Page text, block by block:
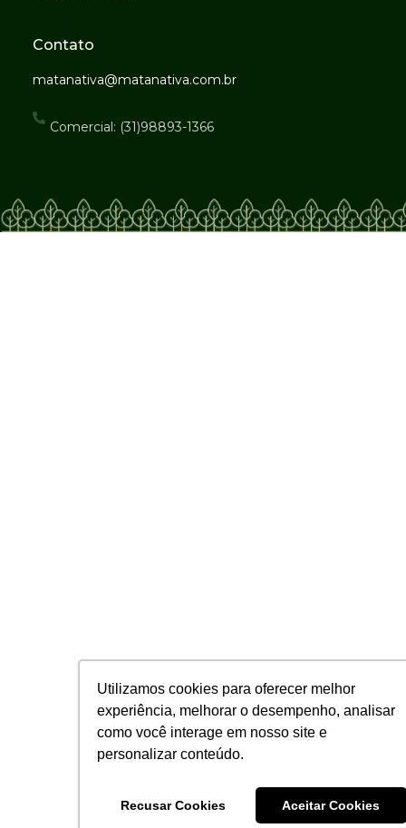
Utilizamos cookies para oferecer melhor
experiência, melhorar o desempenho, analisar
como você interage em nosso site e
personalizar conteúdo.
Recusar Cookies Aceitar Cookies
Contato
matanativa@matanativa.com.br
Comercial: (31)98893-1366